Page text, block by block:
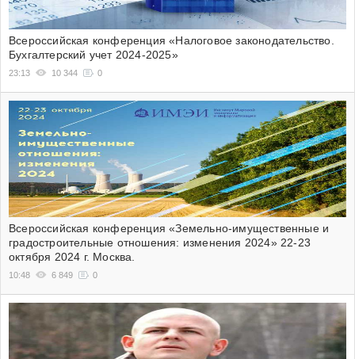
Всероссийская конференция «Налоговое законодательство.
Бухгалтерский учет 2024-2025»
23:13 10 344 0
Всероссийская конференция «Земельно-имущественные и
градостроительные отношения: изменения 2024» 22-23
октября 2024 г. Москва.
10:48 6 849 0